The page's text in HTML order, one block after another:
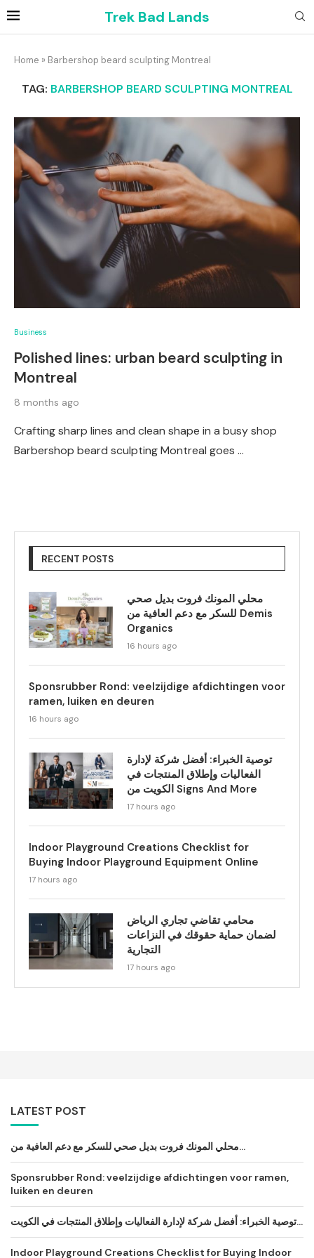
Trek Bad Lands
Home » Barbershop beard sculpting Montreal
TAG: BARBERSHOP BEARD SCULPTING MONTREAL
Business
Polished lines: urban beard sculpting in
Montreal
8 months ago
Crafting sharp lines and clean shape in a busy shop
Barbershop beard sculpting Montreal goes …
RECENT POSTS
محلي المونك فروت بديل صحي
للسكر مع دعم العافية من Demis
Organics
16 hours ago
Sponsrubber Rond: veelzijdige afdichtingen voor
ramen, luiken en deuren
16 hours ago
توصية الخبراء: أفضل شركة لإدارة
الفعاليات وإطلاق المنتجات في
الكويت من Signs And More
17 hours ago
Indoor Playground Creations Checklist for
Buying Indoor Playground Equipment Online
17 hours ago
محامي تقاضي تجاري الرياض
لضمان حماية حقوقك في النزاعات
التجارية
17 hours ago
LATEST POST
محلي المونك فروت بديل صحي للسكر مع دعم العافية من...
Sponsrubber Rond: veelzijdige afdichtingen voor ramen,
luiken en deuren
توصية الخبراء: أفضل شركة لإدارة الفعاليات وإطلاق المنتجات في الكويت...
Indoor Playground Creations Checklist for Buying Indoor